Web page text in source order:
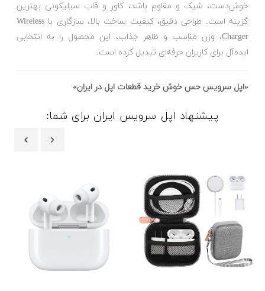
خوش‌دست، شیک و مقاوم باشد، کاور و قاب سیلیکونی بهترین
گزینه است. طراحی دقیق، کیفیت ساخت بالا، سازگاری با Wireless
Charger، وزن مناسب و ظاهر جذاب، این محصول را به انتخابی
ایده‌آل برای کاربران حرفه‌ای تبدیل کرده است.
«اپل سرویس حس خوش خرید قطعات اپل در ایران»
پیشنهاد اپل سرویس ایران برای شما: